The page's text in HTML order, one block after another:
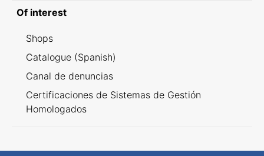
Of interest
Shops
Catalogue (Spanish)
Canal de denuncias
Certificaciones de Sistemas de Gestión
Homologados